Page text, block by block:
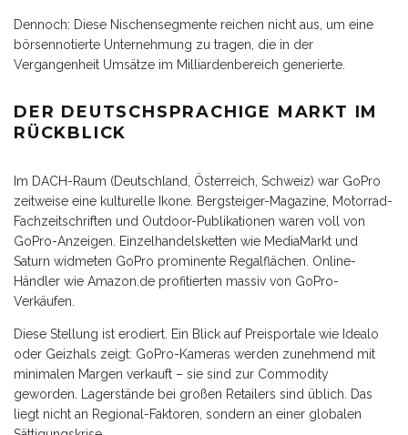
Dennoch: Diese Nischensegmente reichen nicht aus, um eine
börsennotierte Unternehmung zu tragen, die in der
Vergangenheit Umsätze im Milliardenbereich generierte.
DER DEUTSCHSPRACHIGE MARKT IM
RÜCKBLICK
Im DACH-Raum (Deutschland, Österreich, Schweiz) war GoPro
zeitweise eine kulturelle Ikone. Bergsteiger-Magazine, Motorrad-
Fachzeitschriften und Outdoor-Publikationen waren voll von
GoPro-Anzeigen. Einzelhandelsketten wie MediaMarkt und
Saturn widmeten GoPro prominente Regalflächen. Online-
Händler wie Amazon.de profitierten massiv von GoPro-
Verkäufen.
Diese Stellung ist erodiert. Ein Blick auf Preisportale wie Idealo
oder Geizhals zeigt: GoPro-Kameras werden zunehmend mit
minimalen Margen verkauft – sie sind zur Commodity
geworden. Lagerstände bei großen Retailers sind üblich. Das
liegt nicht an Regional-Faktoren, sondern an einer globalen